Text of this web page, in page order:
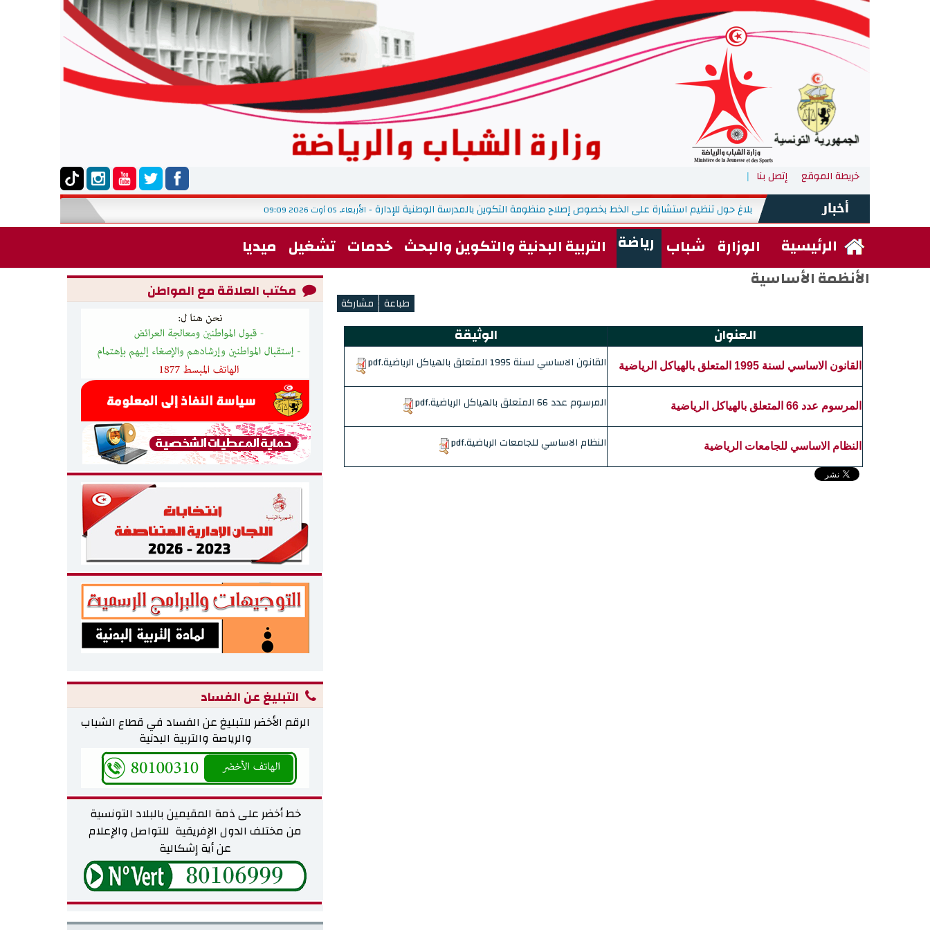
خريطة الموقع
إتصل بنا
بلاغ حول تنظيم استشارة على الخط بخصوص إصلاح منظومة التكوين بالمدرسة الوطنية للإدارة - الأربعاء, 05 أوت 2026 09:09
الرئيسية الوزارة شباب رياضة التربية البدنية والتكوين والبحث خدمات تشغيل ميديا
الأنظمة الأساسية
<
العنوان الوثيقة
القانون الاساسي لسنة 1995 المتعلق بالهياكل الرياضية القانون الاساسي لسنة 1995 المتعلق بالهياكل الرياضية.pdf
المرسوم عدد 66 المتعلق بالهياكل الرياضية المرسوم عدد 66 المتعلق بالهياكل الرياضية.pdf
النظام الاساسي للجامعات الرياضي‏ة النظام الاساسي للجامعات الرياضي‏ة.pdf
مكتب العلاقة مع المواطن
التبليغ عن الفساد
الرقم الأخضر للتبليغ عن الفساد في قطاع الشباب
والرياصة والتربية البدنية
خط أخضر على ذمة المقيمين بالبلاد التونسية
من مختلف الدول الإفريقية للتواصل والإعلام
عن أية إشكالية